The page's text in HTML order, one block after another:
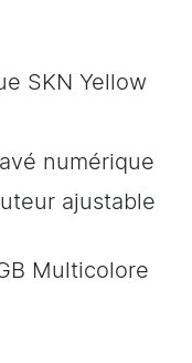
SKN Yellow
numérique
ajustable
Multicolore